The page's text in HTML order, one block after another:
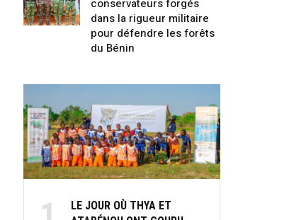
conservateurs forgés
dans la rigueur militaire
pour défendre les forêts
du Bénin
LE JOUR OÙ THYA ET